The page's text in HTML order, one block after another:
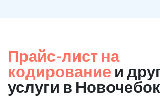
Прайс-лист на
кодирование и
услуги в